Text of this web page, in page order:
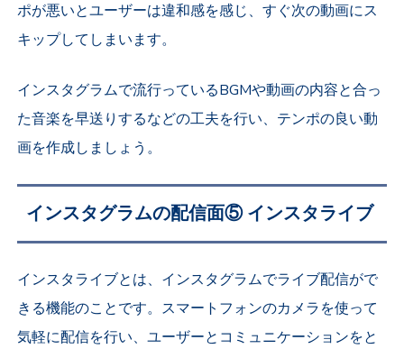
ポが悪いとユーザーは違和感を感じ、すぐ次の動画にス
キップしてしまいます。
インスタグラムで流行っているBGMや動画の内容と合っ
た音楽を早送りするなどの工夫を行い、テンポの良い動
画を作成しましょう。
インスタグラムの配信面⑤ インスタライブ
インスタライブとは、インスタグラムでライブ配信がで
きる機能のことです。スマートフォンのカメラを使って
気軽に配信を行い、ユーザーとコミュニケーションをと